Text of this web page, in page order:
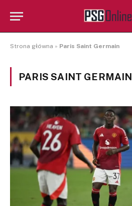
Strona główna » Paris Saint Germain
PARIS SAINT GERMAIN